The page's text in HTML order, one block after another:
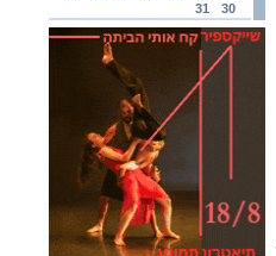
30
31